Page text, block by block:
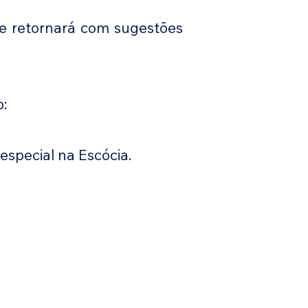
retornará com sugestões
na Escócia.